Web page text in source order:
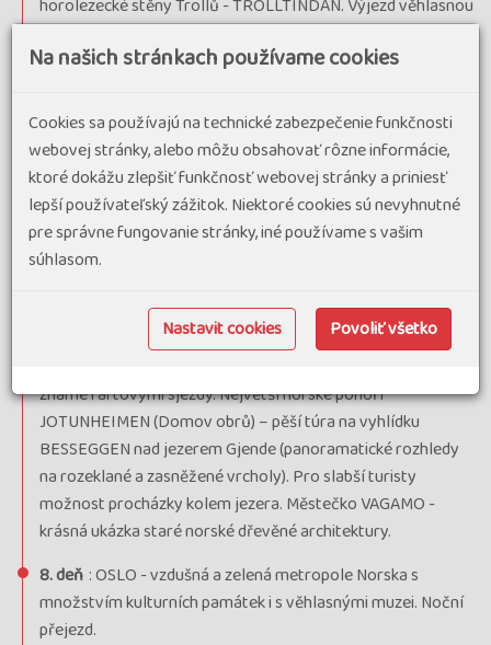
horolezecké stěny Trollů - TROLLTINDAN. Výjezd věhlasnou
cestou Trollů - TROLLSTIGVEIEN (pouze v případě, že bude
v r. 2025 opětovně otevřená). Prohlídka města ALESUND ,
položené na břehu a ostrůvcích Atlantského oceánu.
Vyhlídková jízda podél ROMSDALSFJORDU a STORFJORDU.
6. deň : Vyhlídková jízda malebným údolím OTTADALEN.
Výjezd na vyhlášenou vyhlídku DALSNIBBA s úchvatnými
pohledy na fjordy. Nejkrásnější fjord GEIRANGER (UNESCO),
jehož strmé stěny jsou krášleny desítkami nádherných
známé raftovými sjezdy. Největší norské pohoří
JOTUNHEIMEN (Domov obrů) – pěší túra na vyhlídku
BESSEGGEN nad jezerem Gjende (panoramatické rozhledy
na rozeklané a zasněžené vrcholy). Pro slabší turisty
možnost procházky kolem jezera. Městečko VAGAMO -
krásná ukázka staré norské dřevěné architektury.
8. deň : OSLO - vzdušná a zelená metropole Norska s
množstvím kulturních památek i s věhlasnými muzei. Noční
přejezd.
Na našich stránkach používame cookies
Cookies sa používajú na technické zabezpečenie funkčnosti
webovej stránky, alebo môžu obsahovať rôzne informácie,
ktoré dokážu zlepšiť funkčnosť webovej stránky a priniesť
lepší používateľský zážitok. Niektoré cookies sú nevyhnutné
pre správne fungovanie stránky, iné používame s vašim
súhlasom.
Nastavit cookies Povoliť všetko